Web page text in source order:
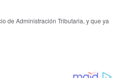
de Administración Tributaria, y que ya